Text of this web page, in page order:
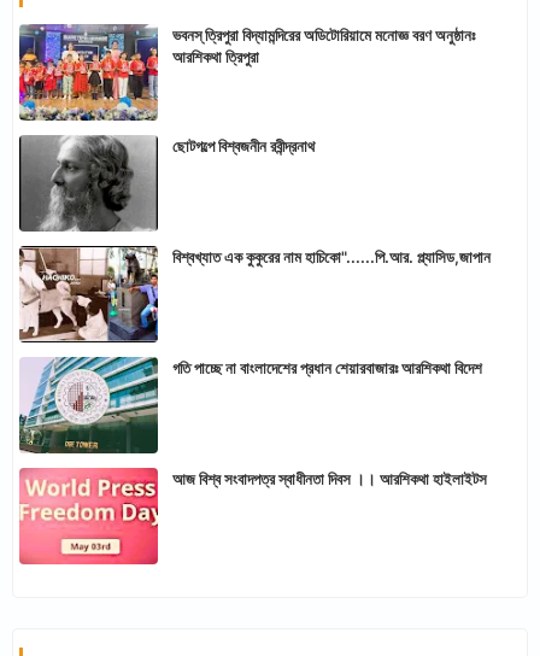
ভবনস্ ত্রিপুরা বিদ্যামন্দিরের অডিটোরিয়ামে মনোজ্ঞ বরণ অনুষ্ঠানঃ
আরশিকথা ত্রিপুরা
ছোটগল্পে বিশ্বজনীন রবীন্দ্রনাথ
বিশ্বখ্যাত এক কুকুরের নাম হাচিকো"......পি.আর. প্ল্যাসিড,জাপান
গতি পাচ্ছে না বাংলাদেশের প্রধান শেয়ারবাজারঃ আরশিকথা বিদেশ
আজ বিশ্ব সংবাদপত্র স্বাধীনতা দিবস ।। আরশিকথা হাইলাইটস